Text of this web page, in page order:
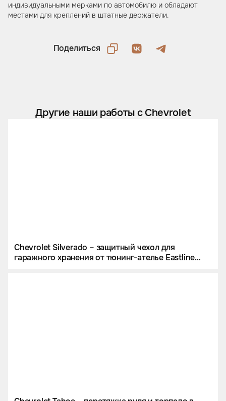
индивидуальными мерками по автомобилю и обладают
местами для креплений в штатные держатели.
Поделиться
Другие наши работы с Chevrolet
Chevrolet Silverado – защитный чехол для
гаражного хранения от тюнинг-ателье Eastline